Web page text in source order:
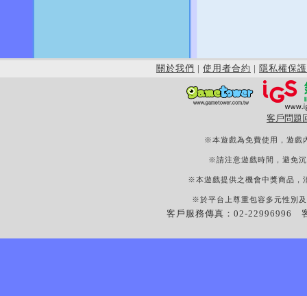
關於我們 | 使用者合約 | 隱私權保護
客戶問題
※本遊戲為免費使用，遊戲
※請注意遊戲時間，避免
※本遊戲提供之機會中獎商品，
※於平台上尊重包容多元性別
客戶服務傳真：02-22996996